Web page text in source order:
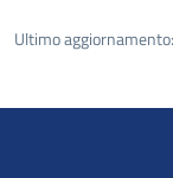
Ultimo aggiornamento: